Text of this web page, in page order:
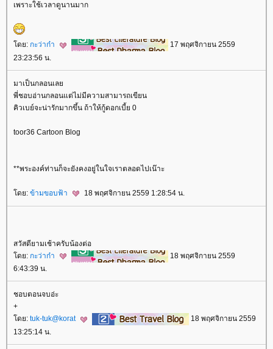
เพราะใช้เวลาดูนานมาก
ดย: กะว่าก๋า
17 พฤศจิกายน 2559
23:23:56 น.
มาเป็นกลอนเล
พี่ชอบอ่านกลอนแต่ไม่มีความสามารถเขียน
คิวเบย์จะน่ารักมากขึ้น ถ้าให้กู้ดอกเบี้ย 0
toor36 Cartoon Blog
**พระองค์ท่านก็จะยังคงอยู่ในใจเราตลอดไปเน๊าะ
ดย: ข้ามขอบฟ้า 18 พฤศจิกายน 2559 1:28:54 น.
สวัสดียามเช้าครับน้องต่อ
ดย: กะว่าก๋า
18 พฤศจิกายน 2559
6:43:39 น.
ชอบตอนจบอ่ะ
+
ดย: tuk-tuk@korat
18 พฤศจิกายน 2559
13:25:14 น.